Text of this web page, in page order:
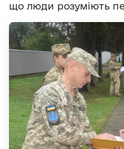
що люди розуміють